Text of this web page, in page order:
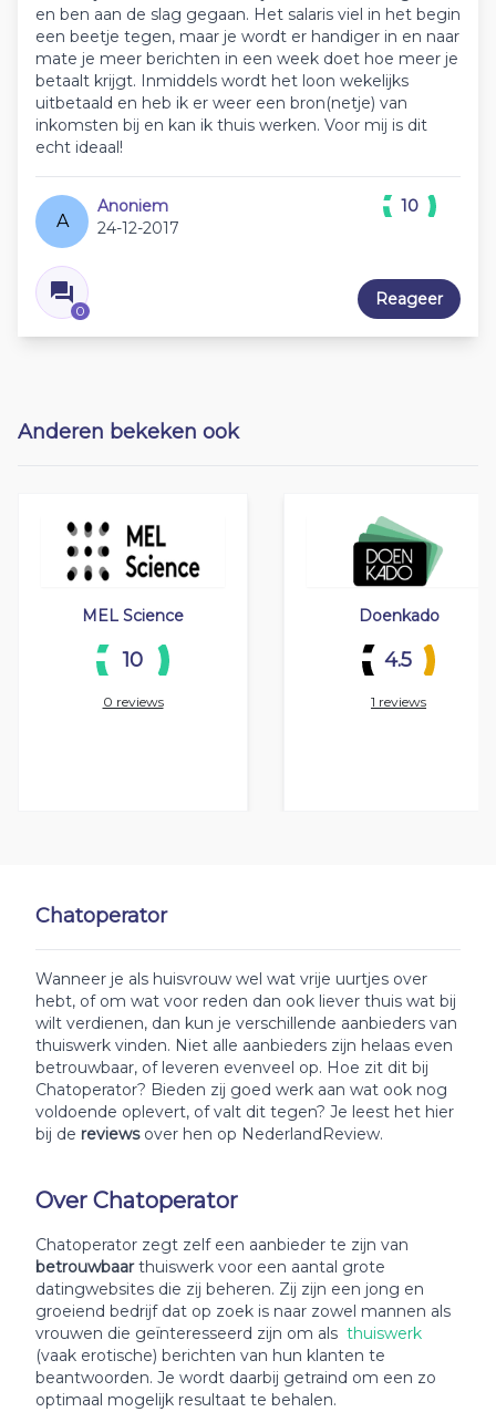
Chatoperator
Wanneer je als huisvrouw wel wat vrije uurtjes over
hebt, of om wat voor reden dan ook liever thuis wat bij
wilt verdienen, dan kun je verschillende aanbieders van
thuiswerk vinden. Niet alle aanbieders zijn helaas even
betrouwbaar, of leveren evenveel op. Hoe zit dit bij
Chatoperator? Bieden zij goed werk aan wat ook nog
voldoende oplevert, of valt dit tegen? Je leest het hier
bij de reviews over hen op NederlandReview.
Over Chatoperator
Chatoperator zegt zelf een aanbieder te zijn van
betrouwbaarthuiswerk voor een aantal grote
datingwebsites die zij beheren. Zij zijn een jong en
groeiend bedrijf dat op zoek is naar zowel mannen als
vrouwen die geïnteresseerd zijn om als thuiswerk
(vaak erotische) berichten van hun klanten te
beantwoorden. Je wordt daarbij getraind om een zo
optimaal mogelijk resultaat te behalen.
en ben aan de slag gegaan. Het salaris viel in het begin
een beetje tegen, maar je wordt er handiger in en naar
mate je meer berichten in een week doet hoe meer je
betaalt krijgt. Inmiddels wordt het loon wekelijks
uitbetaald en heb ik er weer een bron(netje) van
inkomsten bij en kan ik thuis werken. Voor mij is dit
echt ideaal!
A
Anoniem
24-12-2017
0
10
Reageer
Anderen bekeken ook
MEL Science
10
0 reviews
Doenkado
4.5
1 reviews